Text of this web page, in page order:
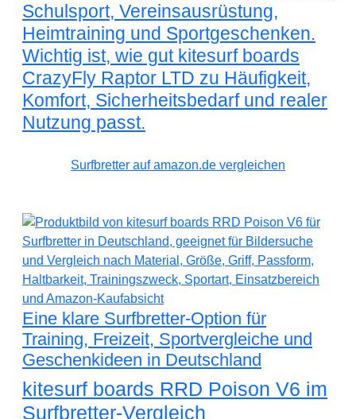
Schulsport, Vereinsausrüstung,
Heimtraining und Sportgeschenken.
Wichtig ist, wie gut kitesurf boards
CrazyFly Raptor LTD zu Häufigkeit,
Komfort, Sicherheitsbedarf und realer
Nutzung passt.
Surfbretter auf amazon.de vergleichen
Eine klare Surfbretter-Option für
Training, Freizeit, Sportvergleiche und
Geschenkideen in Deutschland
kitesurf boards RRD Poison V6 im
Surfbretter-Vergleich